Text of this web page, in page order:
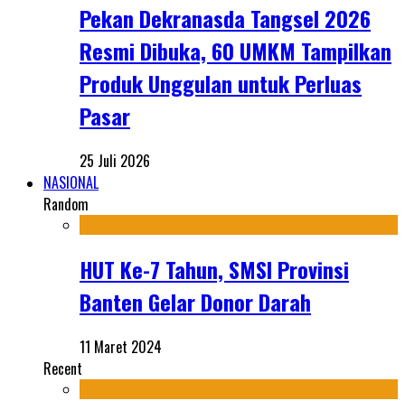
Pekan Dekranasda Tangsel 2026
Resmi Dibuka, 60 UMKM Tampilkan
Produk Unggulan untuk Perluas
Pasar
25 Juli 2026
NASIONAL
Random
HUT Ke-7 Tahun, SMSI Provinsi
Banten Gelar Donor Darah
11 Maret 2024
Recent